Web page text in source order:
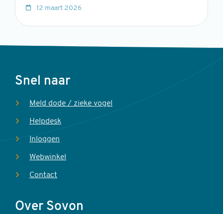
12 maart 2026
Voet
Snel naar
Meld dode / zieke vogel
Helpdesk
Inloggen
Webwinkel
Contact
Over Sovon